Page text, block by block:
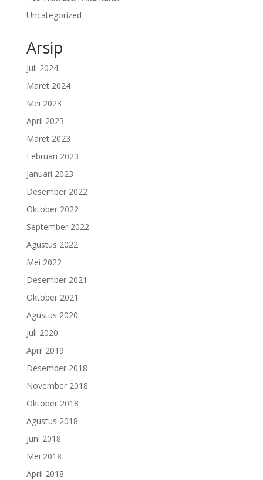
Uncategorized
Arsip
Juli 2024
Maret 2024
Mei 2023
April 2023
Maret 2023
Februari 2023
Januari 2023
Desember 2022
Oktober 2022
September 2022
Agustus 2022
Mei 2022
Desember 2021
Oktober 2021
Agustus 2020
Juli 2020
April 2019
Desember 2018
November 2018
Oktober 2018
Agustus 2018
Juni 2018
Mei 2018
April 2018